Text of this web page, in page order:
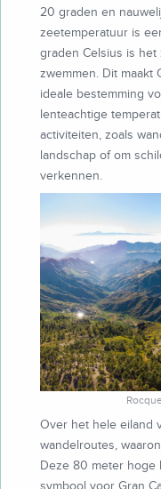
20 graden en
zeetemperatuur is
graden Celsius is
zwemmen. Dit maakt
ideale bestemming
lenteachtige
activiteiten, zoals
landschap of om
verkennen.
Over het hele eiland
wandelroutes,
Deze 80 meter hoge